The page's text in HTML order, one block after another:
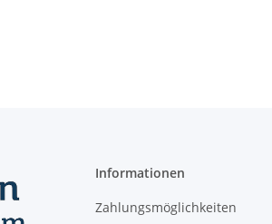
Informationen
Zahlungsmöglichkeiten